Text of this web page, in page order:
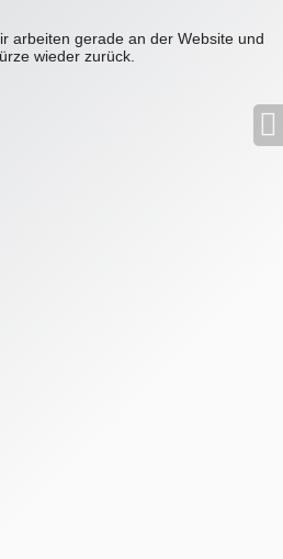
arbeiten gerade an der Website und
wieder zurück.